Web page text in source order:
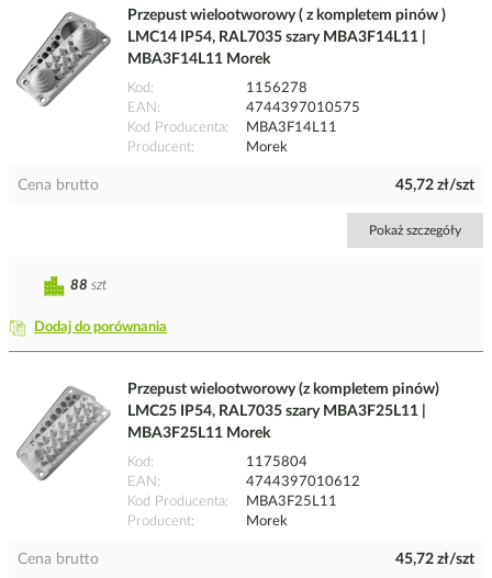
Przepust wielootworowy ( z kompletem pinów )
LMC14 IP54, RAL7035 szary MBA3F14L11 |
MBA3F14L11 Morek
Kod
1156278
EAN
4744397010575
Kod Producenta
MBA3F14L11
Producent
Morek
Cena brutto 45,72 zł/szt
Pokaż szczegóły
Dodaj do porównania
88 szt
Przepust wielootworowy (z kompletem pinów)
LMC25 IP54, RAL7035 szary MBA3F25L11 |
MBA3F25L11 Morek
Kod
1175804
EAN
4744397010612
Kod Producenta
MBA3F25L11
Producent
Morek
Cena brutto 45,72 zł/szt